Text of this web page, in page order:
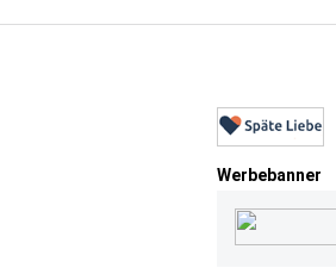
Werbebanner